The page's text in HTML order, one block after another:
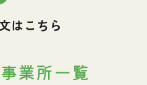
はこちら
業所一覧